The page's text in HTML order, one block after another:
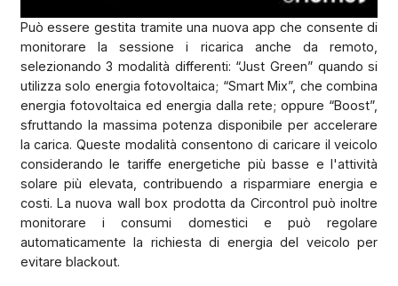
Può essere gestita tramite una nuova app che consente di
monitorare la sessione i ricarica anche da remoto,
selezionando 3 modalità differenti: “Just Green” quando si
utilizza solo energia fotovoltaica; “Smart Mix”, che combina
energia fotovoltaica ed energia dalla rete; oppure “Boost”,
sfruttando la massima potenza disponibile per accelerare
la carica. Queste modalità consentono di caricare il veicolo
considerando le tariffe energetiche più basse e l'attività
solare più elevata, contribuendo a risparmiare energia e
costi. La nuova wall box prodotta da Circontrol può inoltre
monitorare i consumi domestici e può regolare
automaticamente la richiesta di energia del veicolo per
evitare blackout.